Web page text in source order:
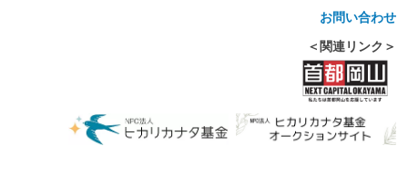
お問い合わせ
＜関連リンク＞